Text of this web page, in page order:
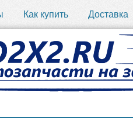
Как купить Доставка